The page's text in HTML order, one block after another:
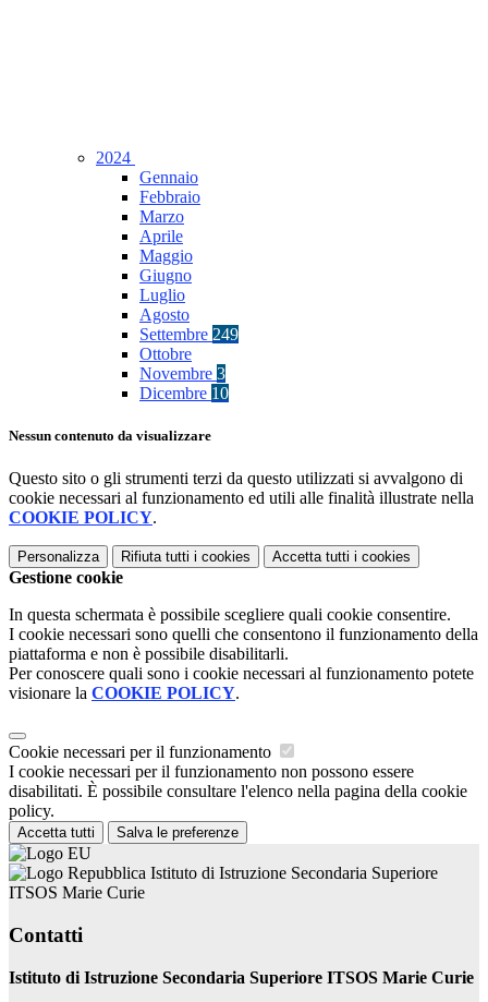
2024
Gennaio
Febbraio
Marzo
Aprile
Maggio
Giugno
Luglio
Agosto
Settembre 249
Ottobre
Novembre 3
Dicembre 10
Nessun contenuto da visualizzare
Questo sito o gli strumenti terzi da questo utilizzati si avvalgono di
cookie necessari al funzionamento ed utili alle finalità illustrate nella
COOKIE POLICY.
Personalizza Rifiuta tutti i cookies Accetta tutti i cookies
Gestione cookie
In questa schermata è possibile scegliere quali cookie consentire.
I cookie necessari sono quelli che consentono il funzionamento della
piattaforma e non è possibile disabilitarli.
Per conoscere quali sono i cookie necessari al funzionamento potete
visionare la COOKIE POLICY.
Cookie necessari per il funzionamento
I cookie necessari per il funzionamento non possono essere
disabilitati. È possibile consultare l'elenco nella pagina della cookie
policy.
Accetta tutti Salva le preferenze
Istituto di Istruzione Secondaria Superiore
ITSOS Marie Curie
Contatti
Istituto di Istruzione Secondaria Superiore ITSOS Marie Curie